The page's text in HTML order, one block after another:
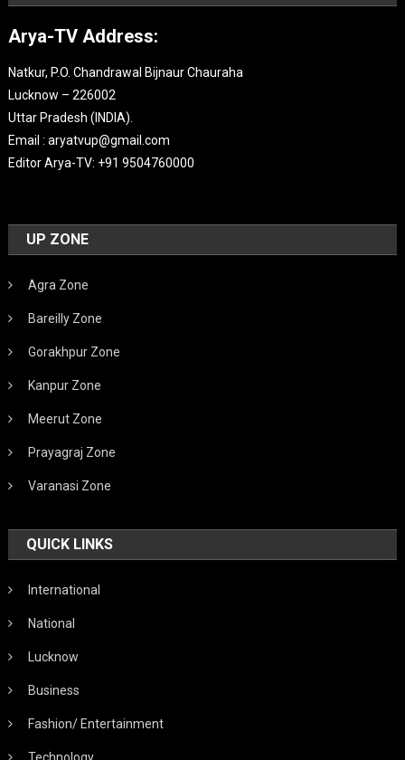
Arya-TV Address:
Natkur, P.O. Chandrawal Bijnaur Chauraha
Lucknow – 226002
Uttar Pradesh (INDIA).
Email : aryatvup@gmail.com
Editor Arya-TV: +91 9504760000
UP ZONE
Agra Zone
Bareilly Zone
Gorakhpur Zone
Kanpur Zone
Meerut Zone
Prayagraj Zone
Varanasi Zone
QUICK LINKS
International
National
Lucknow
Business
Fashion/ Entertainment
Technology